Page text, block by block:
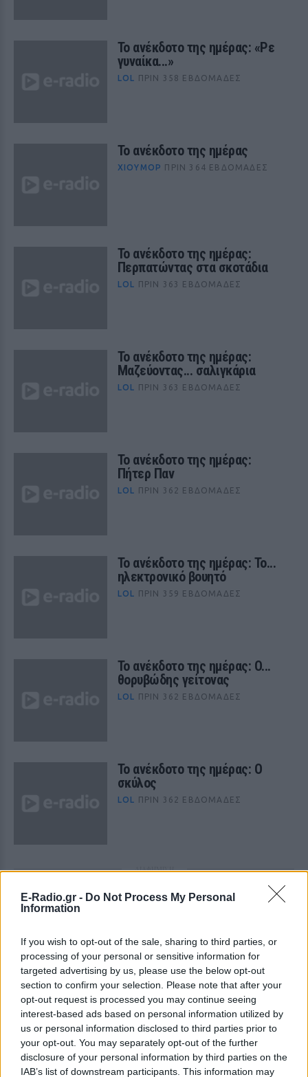
E-Radio.gr - Do Not Process My Personal
Information
If you wish to opt-out of the sale, sharing to third parties, or
processing of your personal or sensitive information for
targeted advertising by us, please use the below opt-out
section to confirm your selection. Please note that after your
opt-out request is processed you may continue seeing
interest-based ads based on personal information utilized by
us or personal information disclosed to third parties prior to
your opt-out. You may separately opt-out of the further
disclosure of your personal information by third parties on the
IAB’s list of downstream participants. This information may
Το ανέκδοτο της ημέρας: «Ρε
γυναίκα...»
LOL ΠΡΙΝ 358 ΕΒΔΟΜΆΔΕΣ
Το ανέκδοτο της ημέρας
ΧΙΟΎΜΟΡ ΠΡΙΝ 364 ΕΒΔΟΜΆΔΕΣ
Το ανέκδοτο της ημέρας:
Περπατώντας στα σκοτάδια
LOL ΠΡΙΝ 363 ΕΒΔΟΜΆΔΕΣ
Το ανέκδοτο της ημέρας:
Μαζεύοντας... σαλιγκάρια
LOL ΠΡΙΝ 363 ΕΒΔΟΜΆΔΕΣ
Το ανέκδοτο της ημέρας:
Πήτερ Παν
LOL ΠΡΙΝ 362 ΕΒΔΟΜΆΔΕΣ
Το ανέκδοτο της ημέρας: Το...
ηλεκτρονικό βουητό
LOL ΠΡΙΝ 359 ΕΒΔΟΜΆΔΕΣ
Το ανέκδοτο της ημέρας: O...
θορυβώδης γείτονας
LOL ΠΡΙΝ 362 ΕΒΔΟΜΆΔΕΣ
Το ανέκδοτο της ημέρας: Ο
σκύλος
LOL ΠΡΙΝ 362 ΕΒΔΟΜΆΔΕΣ
ΔΙΑΦΗΜΙΣΗ